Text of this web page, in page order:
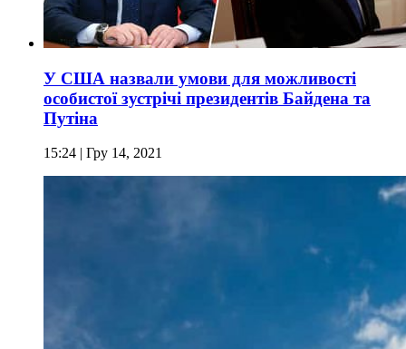
У США назвали умови для можливості
особистої зустрічі президентів Байдена та
Путіна
15:24 | Гру 14, 2021